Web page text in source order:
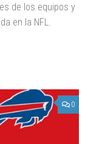
de los equipos y
en la NFL.
0